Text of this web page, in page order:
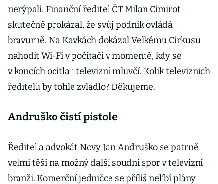
nerýpali. Finanční ředitel ČT Milan Cimirot
skutečně prokázal, že svůj podnik ovládá
bravurně. Na Kavkách dokázal Velkému Cirkusu
nahodit Wi-Fi v počítači v momentě, kdy se
v koncích ocitla i televizní mluvčí. Kolik televizních
ředitelů by tohle zvládlo? Děkujeme.
Andruško čistí pistole
Ředitel a advokát Novy Jan Andruško se patrně
velmi těší na možný další soudní spor v televizní
branži. Komerční jedničce se příliš nelíbí plány